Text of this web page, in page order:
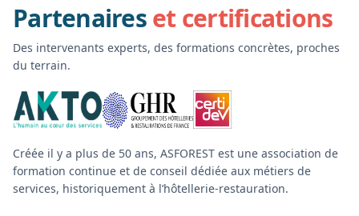
Partenaireset certifications
Des intervenants experts, des formations concrètes, proches
du terrain.
Créée il y a plus de 50 ans, ASFOREST est une association de
formation continue et de conseil dédiée aux métiers de
services, historiquement à l’hôtellerie-restauration.